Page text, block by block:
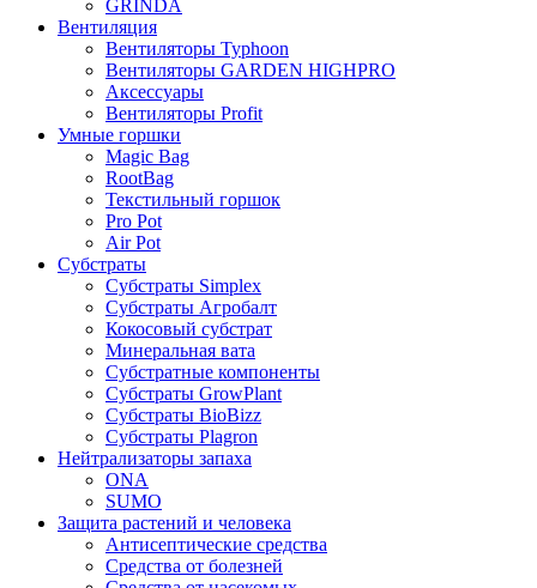
GRINDA
Вентиляция
Вентиляторы Typhoon
Вентиляторы GARDEN HIGHPRO
Аксессуары
Вентиляторы Profit
Умные горшки
Magic Bag
RootBag
Текстильный горшок
Pro Pot
Air Pot
Субстраты
Субстраты Simplex
Субстраты Агробалт
Кокосовый субстрат
Минеральная вата
Субстратные компоненты
Субстраты GrowPlant
Субстраты BioBizz
Субстраты Plagron
Нейтрализаторы запаха
ONA
SUMO
Защита растений и человека
Антисептические средства
Средства от болезней